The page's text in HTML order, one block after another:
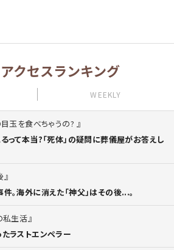
アクセスランキング
WEEKLY
玉を食べちゃうの?
って本当?「死体」の疑問に葬儀屋がお答えし
。海外に消えた「神父」はその後...。
私生活
ラストエンペラー